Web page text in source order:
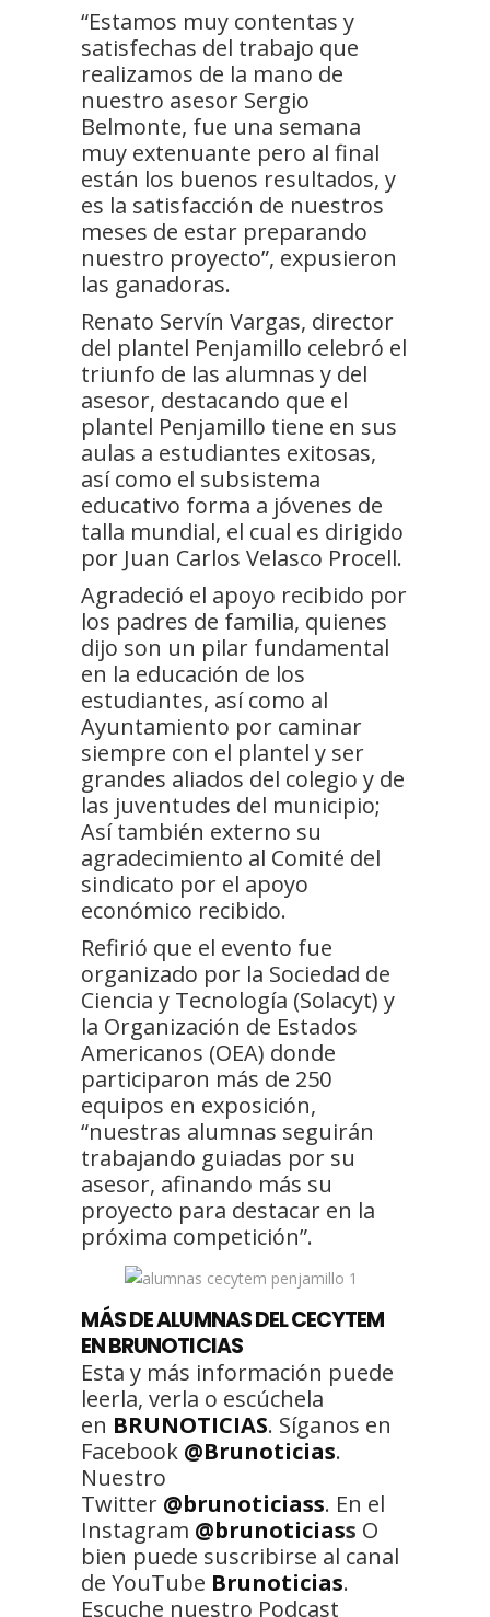
“Estamos muy contentas y
satisfechas del trabajo que
realizamos de la mano de
nuestro asesor Sergio
Belmonte, fue una semana
muy extenuante pero al final
están los buenos resultados, y
es la satisfacción de nuestros
meses de estar preparando
nuestro proyecto”, expusieron
las ganadoras.
Renato Servín Vargas, director
del plantel Penjamillo celebró el
triunfo de las alumnas y del
asesor, destacando que el
plantel Penjamillo tiene en sus
aulas a estudiantes exitosas,
así como el subsistema
educativo forma a jóvenes de
talla mundial, el cual es dirigido
por Juan Carlos Velasco Procell.
Agradeció el apoyo recibido por
los padres de familia, quienes
dijo son un pilar fundamental
en la educación de los
estudiantes, así como al
Ayuntamiento por caminar
siempre con el plantel y ser
grandes aliados del colegio y de
las juventudes del municipio;
Así también externo su
agradecimiento al Comité del
sindicato por el apoyo
económico recibido.
Refirió que el evento fue
organizado por la Sociedad de
Ciencia y Tecnología (Solacyt) y
la Organización de Estados
Americanos (OEA) donde
participaron más de 250
equipos en exposición,
“nuestras alumnas seguirán
trabajando guiadas por su
asesor, afinando más su
proyecto para destacar en la
próxima competición”.
MÁS DE ALUMNAS DEL CECYTEM
EN BRUNOTICIAS
Esta y más información puede
leerla, verla o escúchela
en BRUNOTICIAS. Síganos en
Facebook @Brunoticias.
Nuestro
Twitter @brunoticiass. En el
Instagram @brunoticiass O
bien puede suscribirse al canal
de YouTube Brunoticias.
Escuche nuestro Podcast